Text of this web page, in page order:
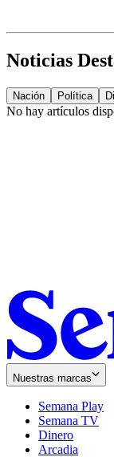
Noticias
Nación Política
No hay artículos
Nuestras marcas
Semana Play
Semana TV
Dinero
Arcadia